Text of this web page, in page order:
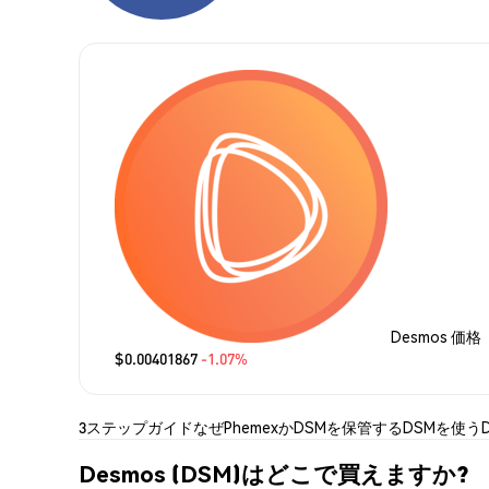
Desmos 価格
$0.00401867 -1.07%
3ステップガイドなぜPhemexかDSMを保管するDSMを使う
Desmos (DSM)はどこで買えますか?